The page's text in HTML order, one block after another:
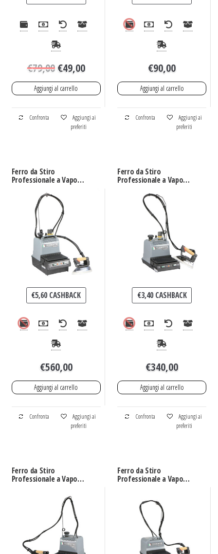
€79,00€49,00
Aggiungi al carrello
Confronta
Aggiungi ai
preferiti
€90,00
Aggiungi al carrello
Confronta
Aggiungi ai
preferiti
Ferro da Stiro
Professionale a Vapore
€5,60 CASHBACK
€560,00
Aggiungi al carrello
Confronta
Aggiungi ai
preferiti
Ferro da Stiro
Professionale a Vapore
€3,40CASHBACK
€340,00
Aggiungi al carrello
Confronta
Aggiungi ai
preferiti
Ferro da Stiro
Professionale a Vapore
Ferro da Stiro
Professionale a Vapore